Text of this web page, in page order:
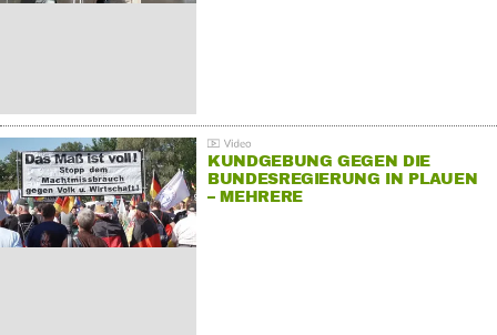
KUNDGEBUNG GEGEN DIE
BUNDESREGIERUNG IN PLAUEN
– MEHRERE